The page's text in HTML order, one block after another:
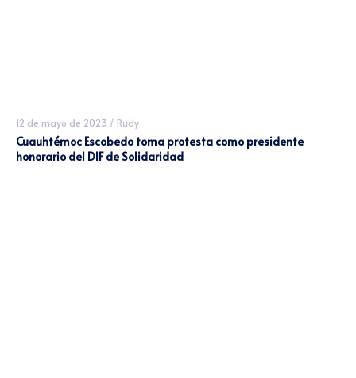
12 de mayo de 2023 / Rudy
Cuauhtémoc Escobedo toma protesta como presidente
honorario del DIF de Solidaridad